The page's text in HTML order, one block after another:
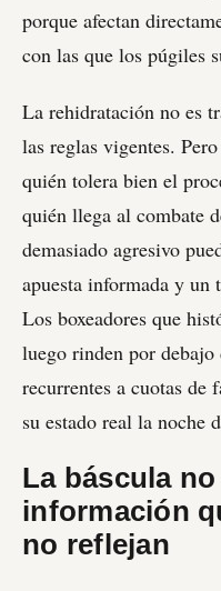
porque afectan
con las que los púgiles
La rehidratación no es
las reglas vigentes.
quién tolera bien el
quién llega al combate
demasiado agresivo
apuesta informada y un
Los boxeadores que
luego rinden por
recurrentes a cuotas de
su estado real la noche
La báscula
información
no reflejan